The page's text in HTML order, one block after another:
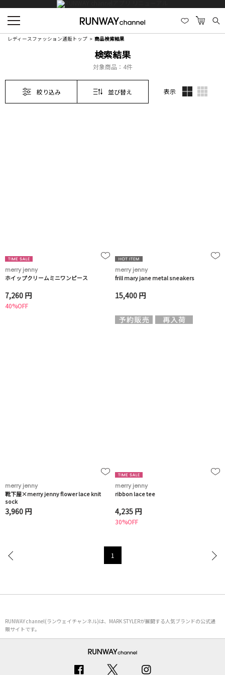
レディースファッション通販トップ 商品検索結果
検索結果
対象商品： 4件
絞り込み 並び替え 表示
merry jenny
ホイップクリームミニワンピース
7,260 円
40%OFF
merry jenny
frill mary jane metal sneakers
15,400 円
merry jenny
靴下屋×merry jenny flower lace knit
sock
3,960 円
merry jenny
ribbon lace tee
4,235 円
30%OFF
1
RUNWAY channel(ランウェイチャンネル)は、MARK STYLERが展開する人気ブランドの公式通
販サイトです。